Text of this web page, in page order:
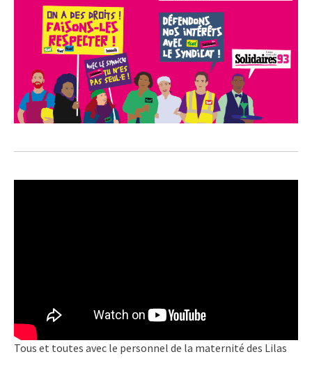
Tous et toutes avec le personnel de la maternité des Lilas